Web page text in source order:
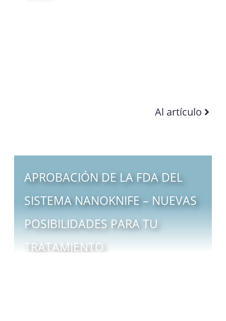
Al artículo
APROBACIÓN DE LA FDA DEL
SISTEMA NANOKNIFE – NUEVAS
POSIBILIDADES PARA TU
TRATAMIENTO